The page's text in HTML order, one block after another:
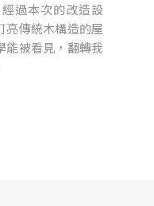
過本次的改造設
亮傳統木構造的屋
能被看見，翻轉我